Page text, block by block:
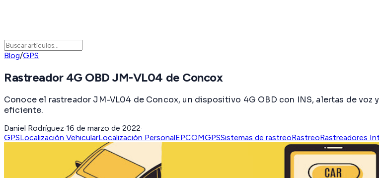
Blog/GPS
Rastreador 4G OBD JM-VL04 de Concox
Conoce el rastreador JM-VL04 de Concox, un dispositivo 4G OBD con INS, alertas de
eficiente.
Daniel Rodríguez·16 de marzo de 2022·
GPSLocalización VehicularLocalización PersonalEPCOMGPSSistemas de rastreoRastreoRastreadores